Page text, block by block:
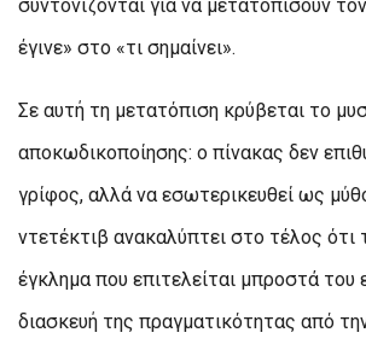
συντονίζονται για να μετατοπίσουν
έγινε» στο «τι σημαίνει».
Σε αυτή τη μετατόπιση κρύβεται το
αποκωδικοποίησης: ο πίνακας δεν
γρίφος, αλλά να εσωτερικευθεί ως
ντετέκτιβ ανακαλύπτει στο τέλος ότι
έγκλημα που επιτελείται μπροστά του
διασκευή της πραγματικότητας από